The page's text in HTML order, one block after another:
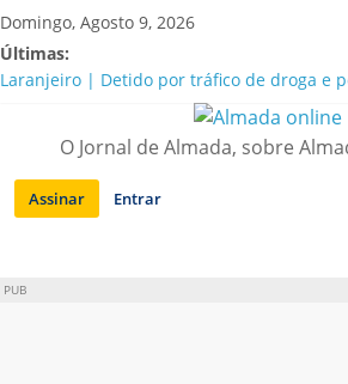
Saltar
para
conteúdo
Domingo, Agosto 9, 2026
Últimas:
Laranjeiro | Detido por tráfico de droga e
A “crise” da água em Almada: ilações e
Costa da Caparica | Polícia Marítima e
irregularidades em habitações e
APA diz que falta de água em Almada “foi
O Jornal de Almada, sobre
Assinar Entrar
PUB